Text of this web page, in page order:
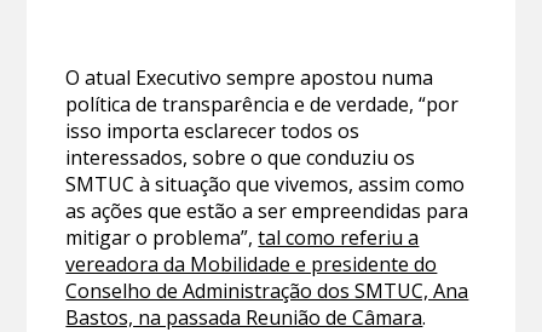
O atual Executivo sempre apostou numa
política de transparência e de verdade, “por
isso importa esclarecer todos os
interessados, sobre o que conduziu os
SMTUC à situação que vivemos, assim como
as ações que estão a ser empreendidas para
mitigar o problema”,tal como referiu a
vereadora da Mobilidade e presidente do
Conselho de Administração dos SMTUC, Ana
Bastos, na passada Reunião de Câmara.